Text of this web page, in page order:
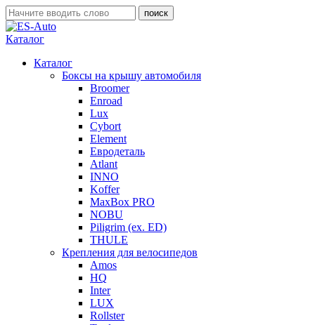
Каталог
Каталог
Боксы на крышу автомобиля
Broomer
Enroad
Lux
Cybort
Element
Евродеталь
Atlant
INNO
Koffer
MaxBox PRO
NOBU
Piligrim (ex. ED)
THULE
Крепления для велосипедов
Amos
HQ
Inter
LUX
Rollster